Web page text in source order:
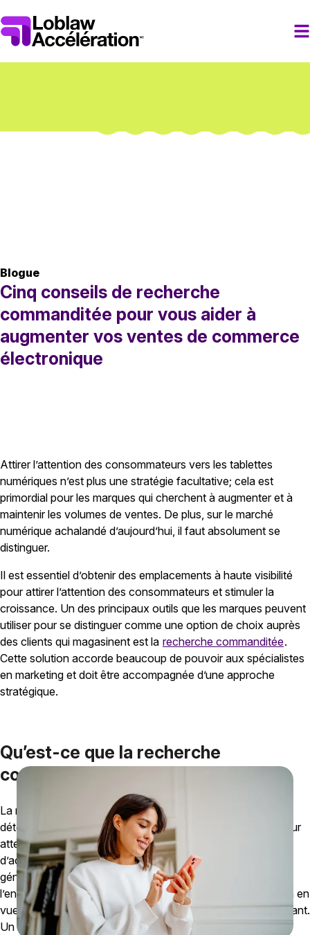
Blogue
Cinq conseils de recherche
commanditée pour vous aider à
augmenter vos ventes de commerce
électronique
Attirer l’attention des consommateurs vers les tablettes
numériques n’est plus une stratégie facultative; cela est
primordial pour les marques qui cherchent à augmenter et à
maintenir les volumes de ventes. De plus, sur le marché
numérique achalandé d’aujourd’hui, il faut absolument se
distinguer.
Il est essentiel d’obtenir des emplacements à haute visibilité
pour attirer l’attention des consommateurs et stimuler la
croissance. Un des principaux outils que les marques peuvent
utiliser pour se distinguer comme une option de choix auprès
des clients qui magasinent est la recherche commanditée.
Cette solution accorde beaucoup de pouvoir aux spécialistes
en marketing et doit être accompagnée d’une approche
stratégique.
Qu’est-ce que la recherche
commanditée?
La recherche commanditée met en évidence des produits
déterminés directement sur les sites Web des détaillants pour
atteindre des consommateurs ayant de fortes intentions
d’achat. Les marques investissent dans cette stratégie,
généralement perçue comme étant une tactique du bas de
l’entonnoir de marketing, pour que leurs produits soient bien en
vue dans les résultats de recherche du site Web d’un détaillant.
Un avantage clé est qu’elle fonctionne souvent selon un